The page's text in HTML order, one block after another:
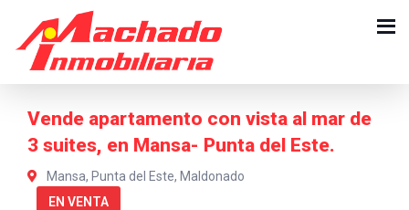
Vende apartamento con vista al mar de
3 suites, en Mansa- Punta del Este.
Mansa, Punta del Este, Maldonado
EN VENTA